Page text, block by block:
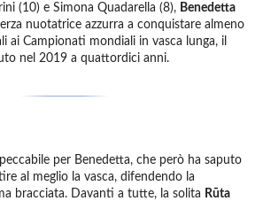
(10) e Simona Quadarella (8), Benedetta
nuotatrice azzurra a conquistare almeno
ai Campionati mondiali in vasca lunga, il
nel 2019 a quattordici anni.
per Benedetta, che però ha saputo
al meglio la vasca, difendendo la
bracciata. Davanti a tutte, la solita Rūta